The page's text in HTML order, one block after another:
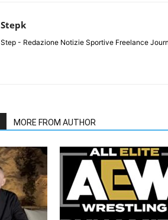
Stepk
Step - Redazione Notizie Sportive Freelance
MORE FROM AUTHOR